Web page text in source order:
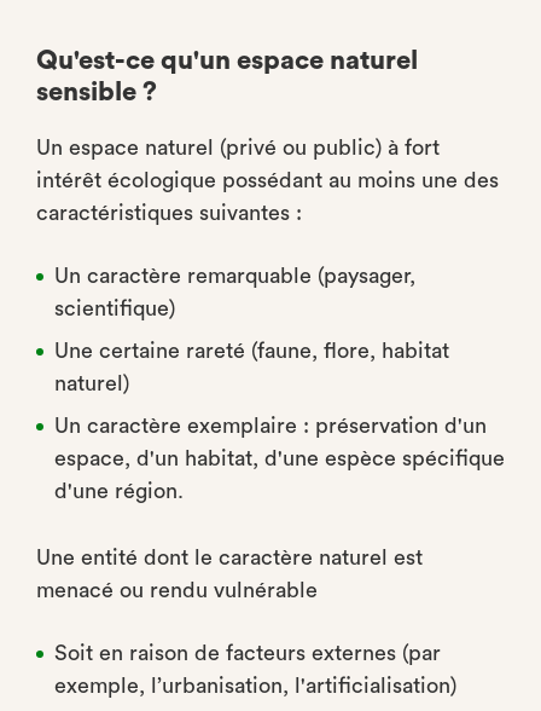
Qu'est-ce qu'un espace naturel
sensible ?
Un espace naturel (privé ou public) à fort
intérêt écologique possédant au moins une des
caractéristiques suivantes :
Un caractère remarquable (paysager,
scientifique)
Une certaine rareté (faune, flore, habitat
naturel)
Un caractère exemplaire : préservation d'un
espace, d'un habitat, d'une espèce spécifique
d'une région.
Une entité dont le caractère naturel est
menacé ou rendu vulnérable
Soit en raison de facteurs externes (par
exemple, l’urbanisation, l'artificialisation)